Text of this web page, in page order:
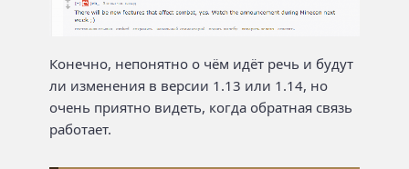
Конечно, непонятно о чём идёт речь и будут
ли изменения в версии 1.13 или 1.14, но
очень приятно видеть, когда обратная связь
работает.